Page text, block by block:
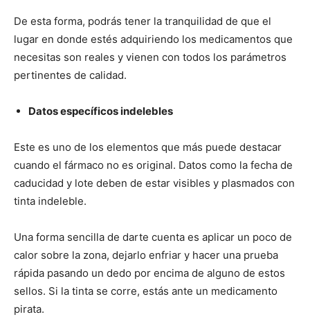
De esta forma, podrás tener la tranquilidad de que el
lugar en donde estés adquiriendo los medicamentos que
necesitas son reales y vienen con todos los parámetros
pertinentes de calidad.
Datos específicos indelebles
Este es uno de los elementos que más puede destacar
cuando el fármaco no es original. Datos como la fecha de
caducidad y lote deben de estar visibles y plasmados con
tinta indeleble.
Una forma sencilla de darte cuenta es aplicar un poco de
calor sobre la zona, dejarlo enfriar y hacer una prueba
rápida pasando un dedo por encima de alguno de estos
sellos. Si la tinta se corre, estás ante un medicamento
pirata.